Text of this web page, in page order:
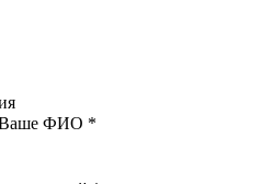
ФИО *